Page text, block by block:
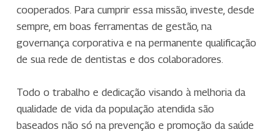
cooperados. Para cumprir essa missão, investe, desde
sempre, em boas ferramentas de gestão, na
governança corporativa e na permanente qualificação
de sua rede de dentistas e dos colaboradores.
Todo o trabalho e dedicação visando à melhoria da
qualidade de vida da população atendida são
baseados não só na prevenção e promoção da saúde